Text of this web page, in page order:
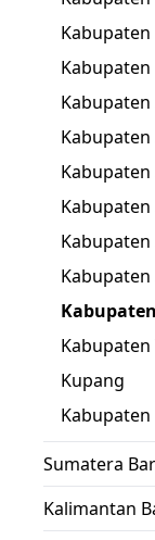
Kabupaten
Kabupaten
Kabupaten
Kabupaten
Kupang
Sumatera
Kalimantan